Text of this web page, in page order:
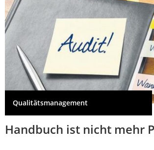
Qualitätsmanagement
Handbuch ist nicht mehr